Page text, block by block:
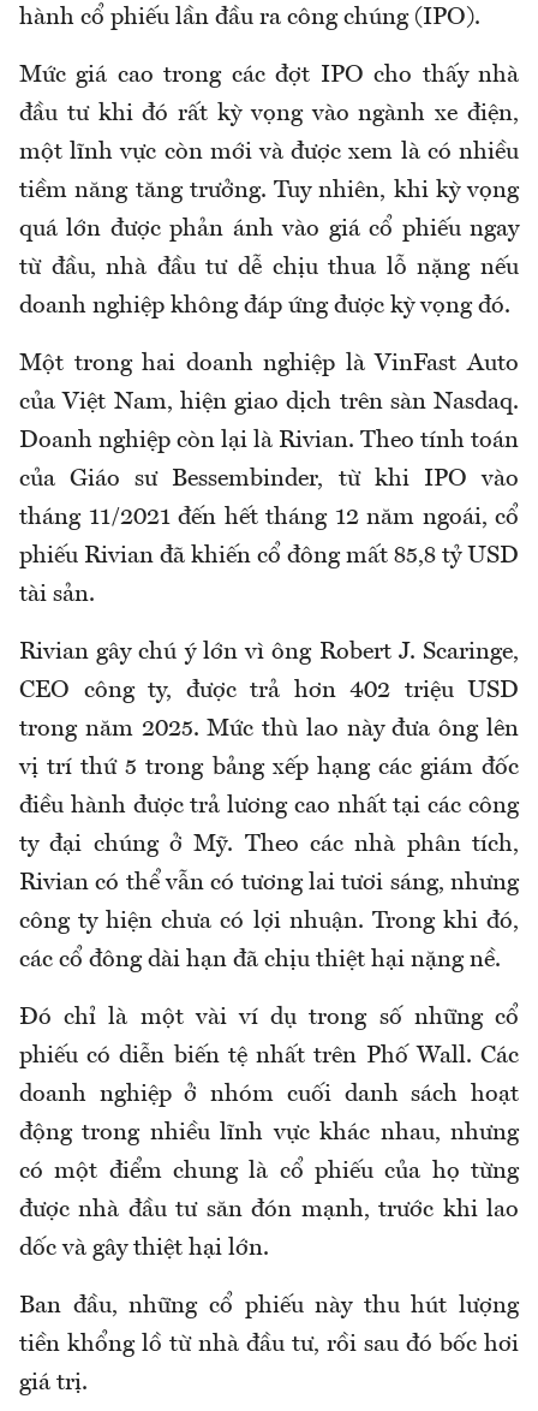
hành cổ phiếu lần đầu ra công chúng (IPO).
Mức giá cao trong các đợt IPO cho thấy nhà
đầu tư khi đó rất kỳ vọng vào ngành xe điện,
một lĩnh vực còn mới và được xem là có nhiều
tiềm năng tăng trưởng. Tuy nhiên, khi kỳ vọng
quá lớn được phản ánh vào giá cổ phiếu ngay
từ đầu, nhà đầu tư dễ chịu thua lỗ nặng nếu
doanh nghiệp không đáp ứng được kỳ vọng đó.
Một trong hai doanh nghiệp là VinFast Auto
của Việt Nam, hiện giao dịch trên sàn Nasdaq.
Doanh nghiệp còn lại là Rivian. Theo tính toán
của Giáo sư Bessembinder, từ khi IPO vào
tháng 11/2021 đến hết tháng 12 năm ngoái, cổ
phiếu Rivian đã khiến cổ đông mất 85,8 tỷ USD
tài sản.
Rivian gây chú ý lớn vì ông Robert J. Scaringe,
CEO công ty, được trả hơn 402 triệu USD
trong năm 2025. Mức thù lao này đưa ông lên
vị trí thứ 5 trong bảng xếp hạng các giám đốc
điều hành được trả lương cao nhất tại các công
ty đại chúng ở Mỹ. Theo các nhà phân tích,
Rivian có thể vẫn có tương lai tươi sáng, nhưng
công ty hiện chưa có lợi nhuận. Trong khi đó,
các cổ đông dài hạn đã chịu thiệt hại nặng nề.
Đó chỉ là một vài ví dụ trong số những cổ
phiếu có diễn biến tệ nhất trên Phố Wall. Các
doanh nghiệp ở nhóm cuối danh sách hoạt
động trong nhiều lĩnh vực khác nhau, nhưng
có một điểm chung là cổ phiếu của họ từng
được nhà đầu tư săn đón mạnh, trước khi lao
dốc và gây thiệt hại lớn.
Ban đầu, những cổ phiếu này thu hút lượng
tiền khổng lồ từ nhà đầu tư, rồi sau đó bốc hơi
giá trị.